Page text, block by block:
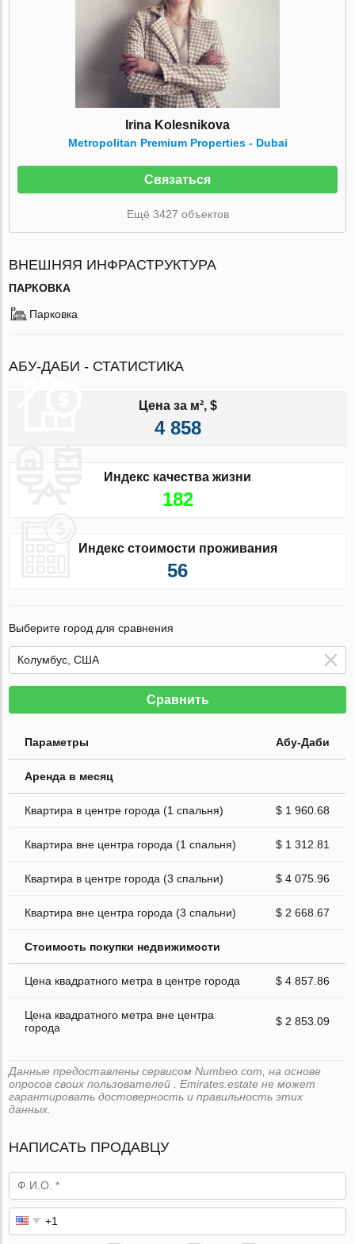
Irina Kolesnikova
Metropolitan Premium Properties - Dubai
Связаться
Ещё 3427 объектов
ВНЕШНЯЯ ИНФРАСТРУКТУРА
ПАРКОВКА
Парковка
АБУ-ДАБИ - СТАТИСТИКА
Цена за м², $
4 858
Индекс качества жизни
182
Индекс стоимости проживания
56
Выберите город для сравнения
Сравнить
Параметры Абу-Даби
Аренда в месяц
Квартира в центре города (1 спальня) $ 1 960.68
Квартира вне центра города (1 спальня) $ 1 312.81
Квартира в центре города (3 спальни) $ 4 075.96
Квартира вне центра города (3 спальни) $ 2 668.67
Стоимость покупки недвижимости
Цена квадратного метра в центре города $ 4 857.86
Цена квадратного метра вне центра
города
$ 2 853.09
Данные предоставлены сервисом Numbeo.com, на основе
опросов своих пользователей . Emirates.estate не может
гарантировать достоверность и правильность этих
данных.
НАПИСАТЬ ПРОДАВЦУ